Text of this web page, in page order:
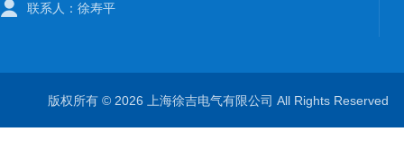
联系人：徐寿平
版权所有 © 2026 上海徐吉电气有限公司 All Rights